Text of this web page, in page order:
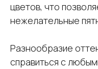
цветов, что
нежелательные
Разнообразие
справиться с